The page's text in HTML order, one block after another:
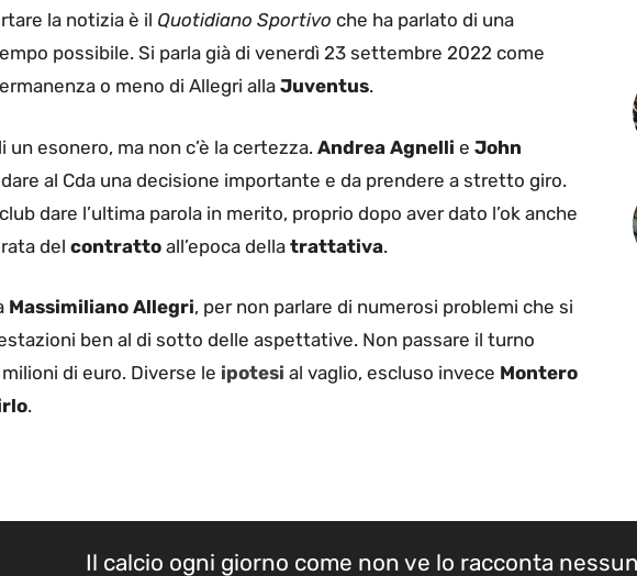
la notizia è il Quotidiano Sportivo che ha parlato di una
possibile. Si parla già di venerdì 23 settembre 2022 come
o meno di Allegri alla Juventus.
esonero, ma non c’è la certezza. Andrea Agnelli e John
al Cda una decisione importante e da prendere a stretto giro.
dare l’ultima parola in merito, proprio dopo aver dato l’ok anche
del contratto all’epoca della trattativa.
Massimiliano Allegri, per non parlare di numerosi problemi che si
ben al di sotto delle aspettative. Non passare il turno
di euro. Diverse le ipotesi al vaglio, escluso invece Montero
.
Il calcio ogni giorno come non ve lo racconta